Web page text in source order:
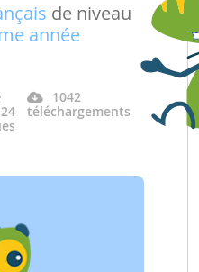
de niveau
année
1042
téléchargements